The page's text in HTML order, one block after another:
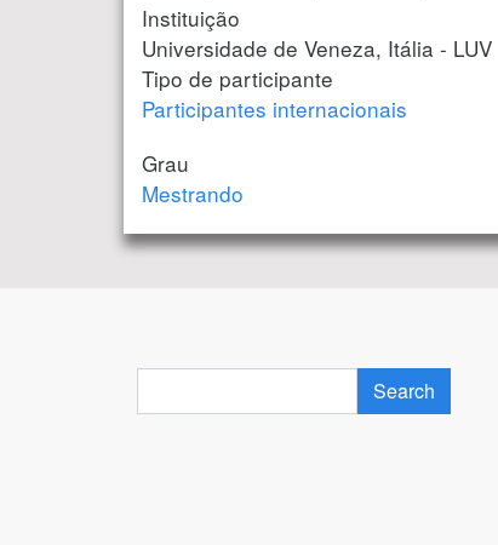
Instituição
Universidade de Veneza, Itália - LUV
Tipo de participante
Participantes internacionais
Grau
Mestrando